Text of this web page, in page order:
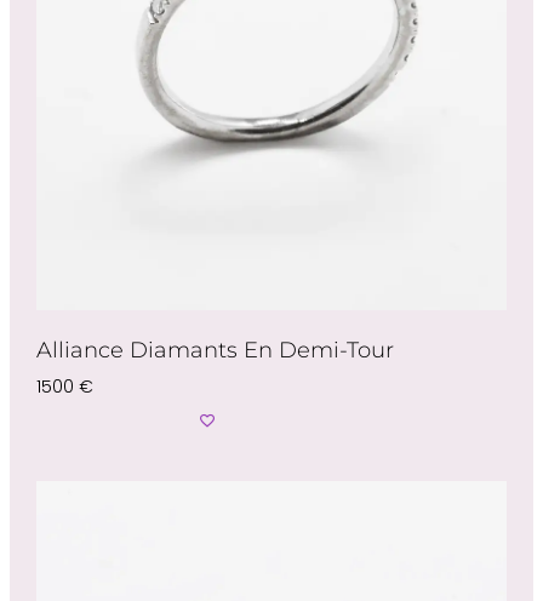
Alliance Diamants En Demi-Tour
1500 €